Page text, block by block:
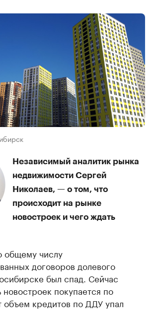
Независимый аналитик рынка
недвижимости Сергей
Николаев, — о том, что
происходит на рынке
новостроек и чего ждать
общему числу
договоров долевого
был спад. Сейчас
новостроек покупается по
объем кредитов по ДДУ упал